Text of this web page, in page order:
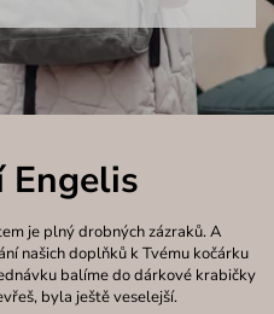
Engelis
je plný drobných zázraků. A
našich doplňků k Tvému kočárku
balíme do dárkové krabičky
byla ještě veselejší.